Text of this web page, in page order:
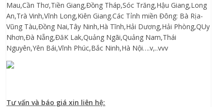
Mau,Cần Thơ,Tiền Giang,Đồng Tháp,Sóc Trăng,Hậu Giang,Long
An,Trà Vinh,Vĩnh Long,Kiên Giang.Các Tỉnh miền Đông: Bà Rịa-
Vũng Tàu,Đồng Nai,Tây Ninh,Hà Tĩnh,Hải Dương,Hải Phòng,QUy
Nhơn,Đà Nẵng,ĐăK Lak,Quảng Ngãi,Quảng Nam,Thái
Nguyên,Yên Bái,Vĩnh Phúc,Bắc Ninh,Hà Nội….v,..vvv
Tư vấn và báo giá xin liên hệ: